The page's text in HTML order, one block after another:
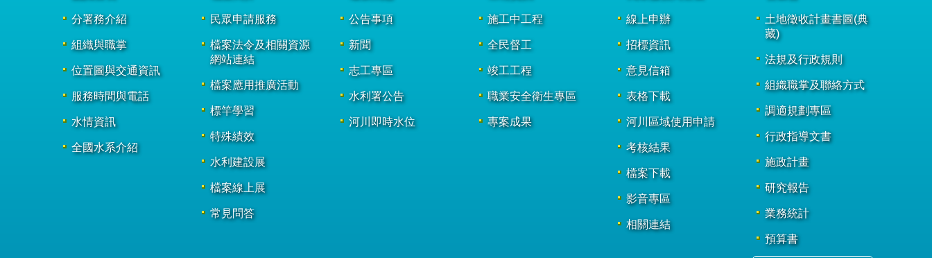
分署務介紹
組織與職掌
位置圖與交通資訊
服務時間與電話
水情資訊
全國水系介紹
民眾申請服務
檔案法令及相關資源
網站連結
檔案應用推廣活動
標竿學習
特殊績效
水利建設展
檔案線上展
常見問答
公告事項
新聞
志工專區
水利署公告
河川即時水位
施工中工程
全民督工
竣工工程
職業安全衛生專區
專案成果
線上申辦
招標資訊
意見信箱
表格下載
河川區域使用申請
考核結果
檔案下載
影音專區
相關連結
土地徵收計畫書圖(典
藏)
法規及行政規則
組織職掌及聯絡方式
調適規劃專區
行政指導文書
施政計畫
研究報告
業務統計
預算書